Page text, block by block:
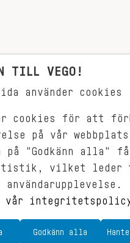
TILL VEGO!
använder cookies
cookies för att
på vår webbplats.
"Godkänn alla"
vilket
vår
Godkänn alla